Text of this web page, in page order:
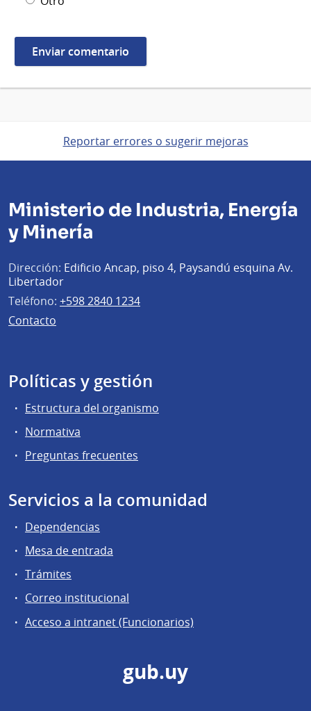
Reportar errores o sugerir mejoras
Ministerio de Industria, Energía
y Minería
Dirección: Edificio Ancap, piso 4, Paysandú esquina Av.
Libertador
Teléfono: +598 2840 1234
Contacto
Políticas y gestión
Estructura del organismo
Normativa
Preguntas frecuentes
Servicios a la comunidad
Dependencias
Mesa de entrada
Trámites
Correo institucional
Acceso a intranet (Funcionarios)
gub.uy